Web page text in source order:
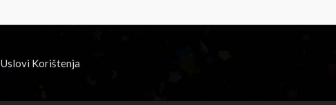
Uslovi Korištenja